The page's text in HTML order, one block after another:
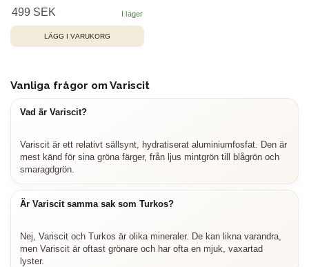
499 SEK
Vanliga frågor om Variscit
Vad är Variscit?
Variscit är ett relativt sällsynt, hydratiserat aluminiumfosfat. Den är
mest känd för sina gröna färger, från ljus mintgrön till blågrön och
smaragdgrön.
Är Variscit samma sak som Turkos?
Nej, Variscit och Turkos är olika mineraler. De kan likna varandra,
men Variscit är oftast grönare och har ofta en mjuk, vaxartad
lyster.